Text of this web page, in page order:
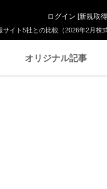
イト5社との比較（2026年2月株
ログイン [新規取得
オリジナル記事